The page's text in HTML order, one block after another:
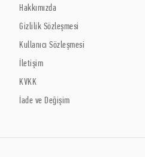
Hakkımızda
Gizlilik Sözleşmesi
Kullanıcı Sözleşmesi
İletişim
KVKK
İade ve Değişim